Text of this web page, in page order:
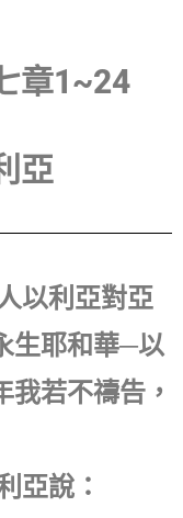
章1~24
亞
以利亞對亞
生耶和華─以
若不禱告，
亞說：